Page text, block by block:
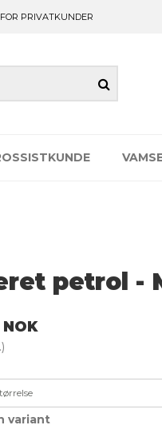
PRIVATKUNDER
petrol -
variant